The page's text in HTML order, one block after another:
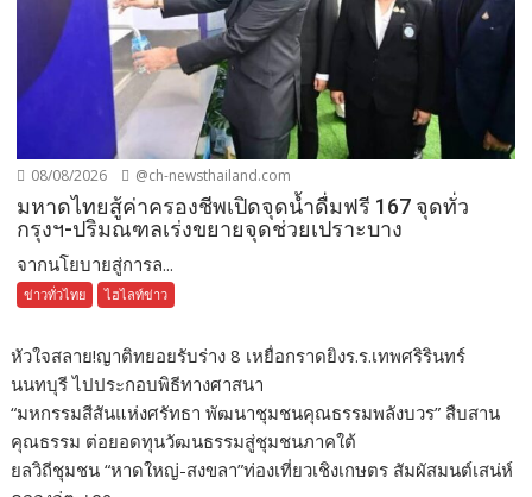
08/08/2026 @ch-newsthailand.com
มหาดไทยสู้ค่าครองชีพเปิดจุดน้ำดื่มฟรี 167 จุดทั่ว
กรุงฯ-ปริมณฑลเร่งขยายจุดช่วยเปราะบาง
จากนโยบายสู่การล...
ข่าวทั่วไทย ไฮไลท์ข่าว
หัวใจสลาย!ญาติทยอยรับร่าง 8 เหยื่อกราดยิงร.ร.เทพศริรินทร์
นนทบุรี ไปประกอบพิธีทางศาสนา
“มหกรรมสีสันแห่งศรัทธา พัฒนาชุมชนคุณธรรมพลังบวร” สืบสาน
คุณธรรม ต่อยอดทุนวัฒนธรรมสู่ชุมชนภาคใต้
ยลวิถีชุมชน “หาดใหญ่-สงขลา”ท่องเที่ยวเชิงเกษตร สัมผัสมนต์เสน่ห์